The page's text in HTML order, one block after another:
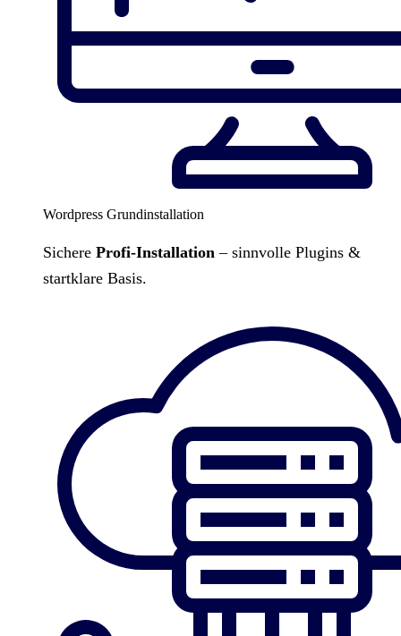
Wordpress Grundinstallation
Sichere Profi-Installation – sinnvolle Plugins &
startklare Basis.